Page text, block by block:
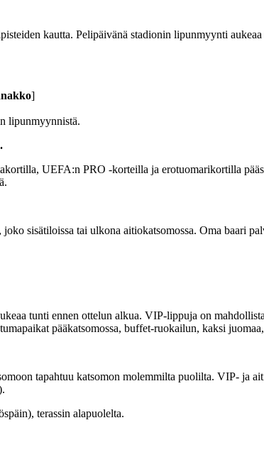
kautta. Pelipäivänä stadionin lipunmyynti aukeaa
]
lipunmyynnistä.
UEFA:n PRO -korteilla ja erotuomarikortilla
sisätiloissa tai ulkona aitiokatsomossa. Oma baari
tunti ennen ottelun alkua. VIP-lippuja on
pääkatsomossa, buffet-ruokailun, kaksi
tapahtuu katsomon molemmilta puolilta. VIP- ja
terassin alapuolelta.